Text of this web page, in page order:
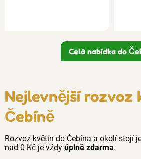
Celá nabídka do
Nejlevnější rozvoz
Čebíně
Rozvoz květin do Čebína a okolí stojí
nad 0 Kč je vždy úplně zdarma.